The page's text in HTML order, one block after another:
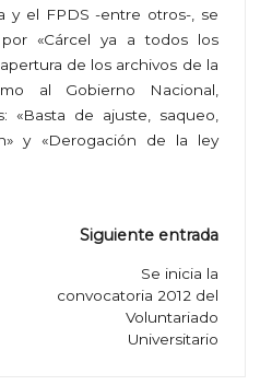
y el FPDS -entre otros-, se
por «Cárcel ya a todos los
de los archivos de la
al Gobierno Nacional,
«Basta de ajuste, saqueo,
y «Derogación de la ley
Siguiente entrada
Se inicia la
convocatoria 2012 del
Voluntariado
Universitario